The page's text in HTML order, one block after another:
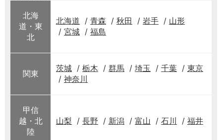
北海
道・東
北
北海道 青森 秋田 岩手
山形
宮城
福島
関東
茨城 栃木 群馬 埼玉 千葉
東京
神奈川
甲信
越・北
陸
山梨 長野 新潟 富山 石川 福井